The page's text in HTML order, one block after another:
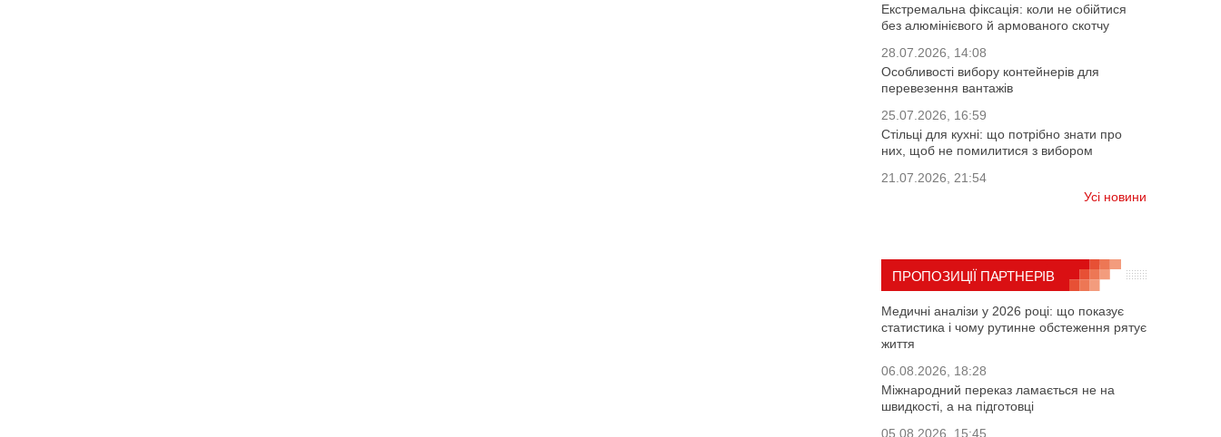
Екстремальна фіксація: коли не обійтися
без алюмінієвого й армованого скотчу
28.07.2026, 14:08
Особливості вибору контейнерів для
перевезення вантажів
25.07.2026, 16:59
Стільці для кухні: що потрібно знати про
них, щоб не помилитися з вибором
21.07.2026, 21:54
Усі новини
ПРОПОЗИЦІЇ ПАРТНЕРІВ
Медичні аналізи у 2026 році: що показує
статистика і чому рутинне обстеження рятує
життя
06.08.2026, 18:28
Міжнародний переказ ламається не на
швидкості, а на підготовці
05.08.2026, 15:45